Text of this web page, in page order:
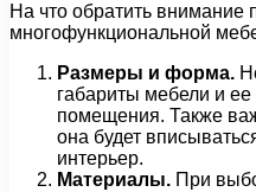
На что обратить внимание
многофункциональной
Размеры и форма.
габариты мебели и
помещения. Также
она будет
интерьер.
Материалы. При